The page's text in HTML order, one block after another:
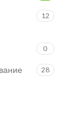
12
0
28